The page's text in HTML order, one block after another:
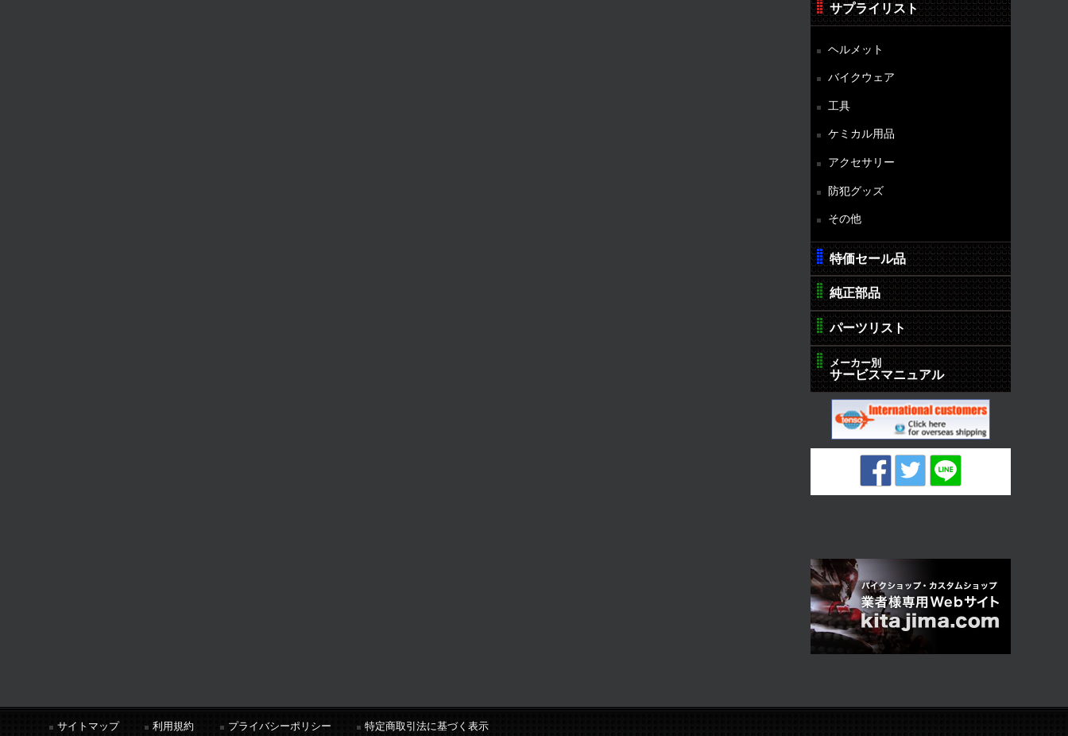
サプライリスト
ヘルメット
バイクウェア
工具
ケミカル用品
アクセサリー
防犯グッズ
その他
特価セール品
純正部品
パーツリスト
メーカー別
サービスマニュアル
サイトマップ 利用規約 プライバシーポリシー 特定商取引法に基づく表示